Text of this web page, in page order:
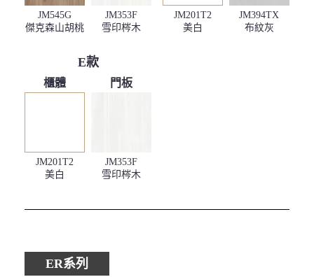
JM545G
傑克森山胡桃
JM353F
雪印梣木
JM201T2
美白
JM394TX
布紋灰
E款
櫃體
JM201T2
美白
門板
JM353F
雪印梣木
ER系列